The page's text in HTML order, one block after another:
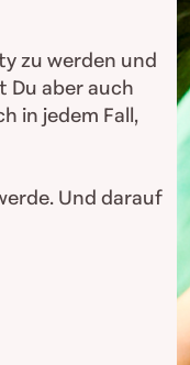
zu werden und
Du aber auch
in jedem Fall,
Und darauf